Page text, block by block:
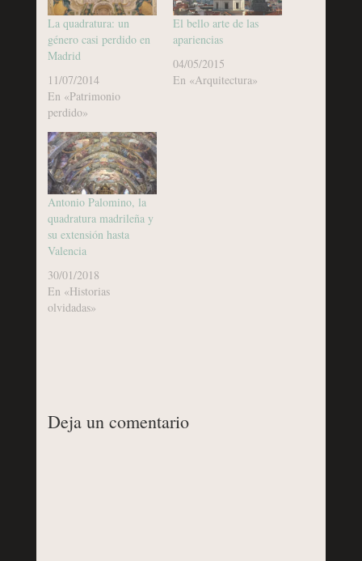
La quadratura: un
género casi perdido en
Madrid
11/07/2014
En «Patrimonio
perdido»
El bello arte de las
apariencias
04/05/2015
En «Arquitectura»
Antonio Palomino, la
quadratura madrileña y
su extensión hasta
Valencia
30/01/2018
En «Historias
olvidadas»
Deja un comentario